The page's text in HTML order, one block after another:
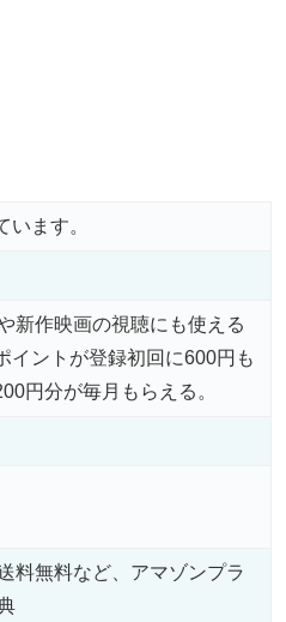
ます。
新作映画の視聴にも使える
イントが登録初回に600円も
円分が毎月もらえる。
料無料など、アマゾンプラ